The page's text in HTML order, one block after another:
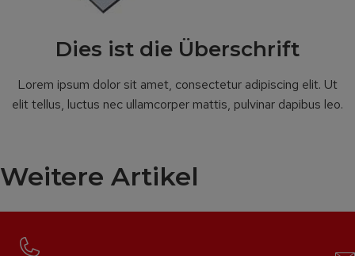
Dies ist die Überschrift
Lorem ipsum dolor sit amet, consectetur adipiscing elit. Ut
elit tellus, luctus nec ullamcorper mattis, pulvinar dapibus leo.
Weitere Artikel